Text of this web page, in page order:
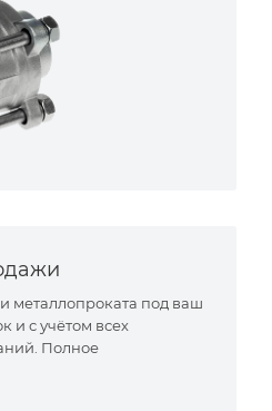
металлопроката под ваш
и с учётом всех
Полное